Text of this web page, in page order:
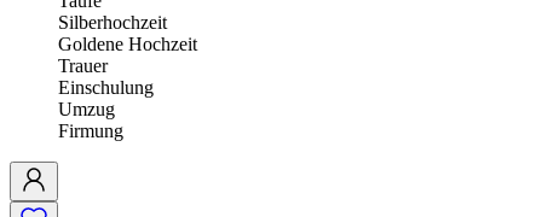
Silberhochzeit
Goldene Hochzeit
Trauer
Einschulung
Umzug
Firmung